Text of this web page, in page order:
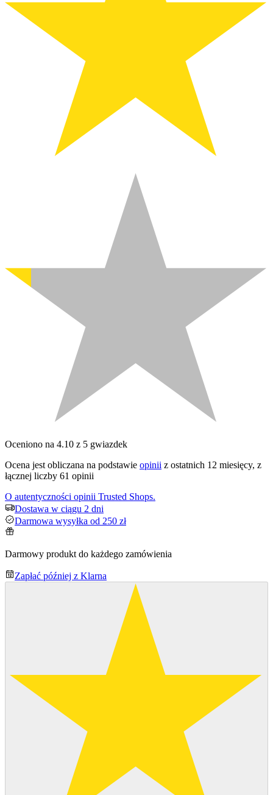
Oceniono na 4.10 z 5 gwiazdek
Ocena jest obliczana na podstawie opinii z ostatnich 12 miesięcy, z
łącznej liczby 61 opinii
O autentyczności opinii Trusted Shops.
Dostawa w ciągu 2 dni
Darmowa wysyłka od 250 zł
Darmowy produkt do każdego zamówienia
Zapłać później z Klarna